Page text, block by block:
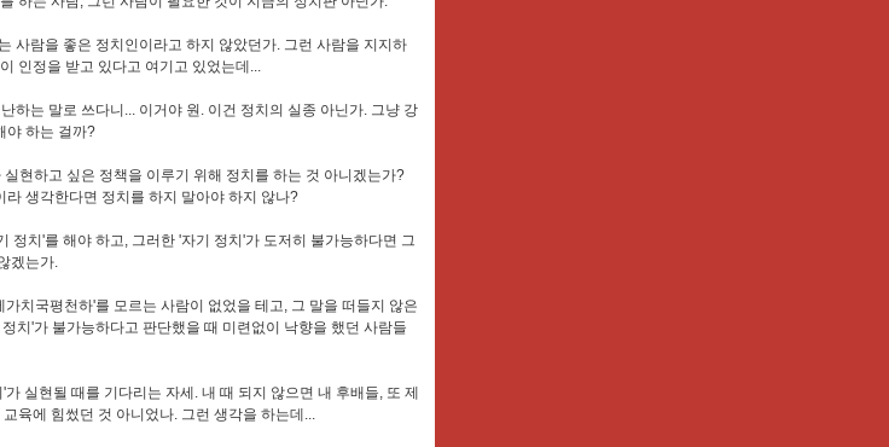
사람을 좋은 정치인이라고 하지 않았던가. 그런 사람을 지지하
인정을 받고 있다고 여기고 있었는데...
하는 말로 쓰다니... 이거야 원. 이건 정치의 실종 아닌가. 그냥 강
야 하는 걸까?
현하고 싶은 정책을 이루기 위해 정치를 하는 것 아니겠는가?
생각한다면 정치를 하지 말아야 하지 않나?
정치'를 해야 하고, 그러한 '자기 정치'가 도저히 불가능하다면 그
겠는가.
치국평천하'를 모르는 사람이 없었을 테고, 그 말을 떠들지 않은
치'가 불가능하다고 판단했을 때 미련없이 낙향을 했던 사람들
실현될 때를 기다리는 자세. 내 때 되지 않으면 내 후배들, 또 제
육에 힘썼던 것 아니었나. 그런 생각을 하는데...